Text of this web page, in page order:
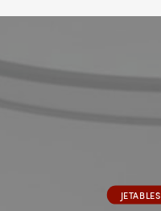
JETABLES